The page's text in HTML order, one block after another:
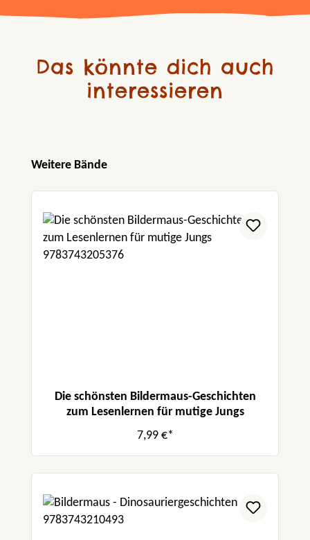
Das könnte dich auch
interessieren
Produktgalerie überspringen
Weitere Bände
Die schönsten Bildermaus-Geschichten
zum Lesenlernen für mutige Jungs
7,99 €*